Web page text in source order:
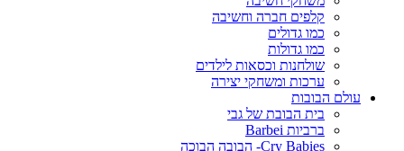
קלפים חברה וחשיבה
כמו גדולים
כמו גדולות
שולחנות וכסאות לילדים
ערכות ומשחקי יצירה
עולם הבובות
בית הבובת של גבי
ברביות Barbei
Cry Babies- הבובה הבוכה